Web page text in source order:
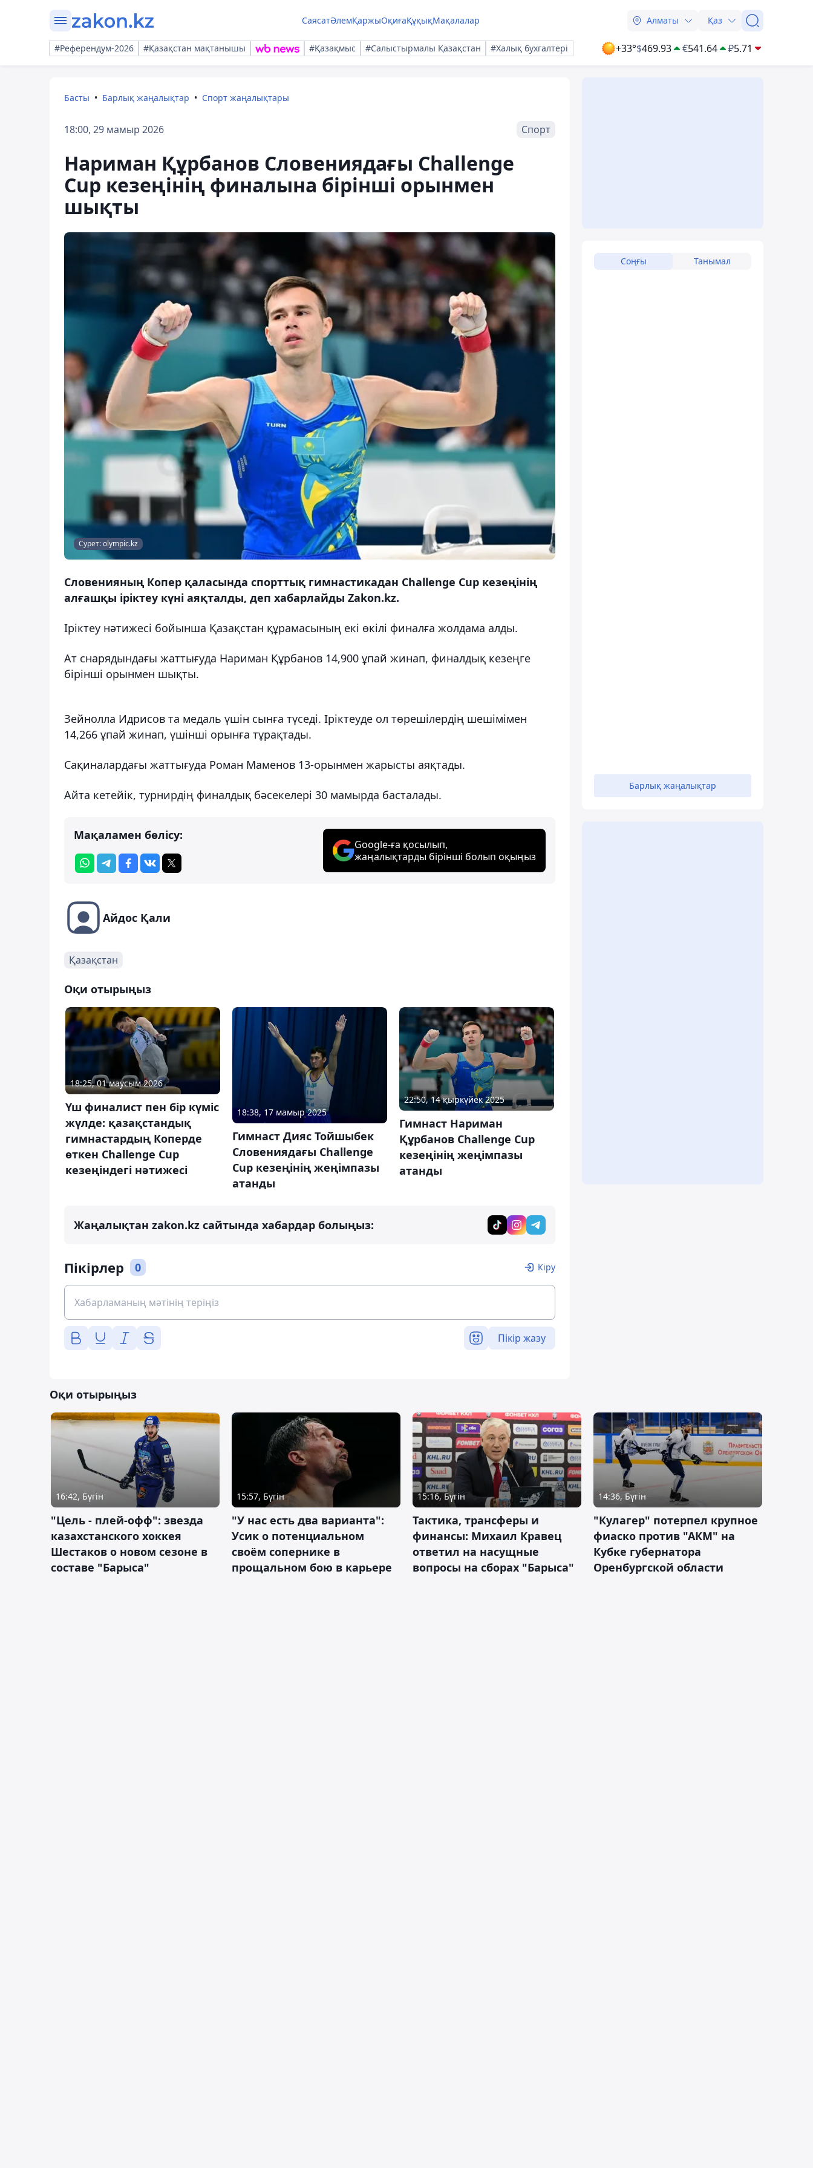
СаясатӘлемҚаржыОқиғаҚұқықМақалалар Алматы Қаз
#Референдум-2026 #Қазақстан мақтанышы #Қазақмыс #Салыстырмалы Қазақстан #Халық бухгалтері +33°$469.93 €541.64 ₽5.71
Басты Барлық жаңалықтар Спорт жаңалықтары
18:00, 29 мамыр 2026 Спорт
Нариман Құрбанов Словениядағы Challenge
Cup кезеңінің финалына бірінші орынмен
шықты
Сурет: olympic.kz
Словенияның Копер қаласында спорттық гимнастикадан Challenge Cup кезеңінің
алғашқы іріктеу күні аяқталды, деп хабарлайды Zakon.kz.
Іріктеу нәтижесі бойынша Қазақстан құрамасының екі өкілі финалға жолдама алды.
Ат снарядындағы жаттығуда Нариман Құрбанов 14,900 ұпай жинап, финалдық кезеңге
бірінші орынмен шықты.
Зейнолла Идрисов та медаль үшін сынға түседі. Іріктеуде ол төрешілердің шешімімен
14,266 ұпай жинап, үшінші орынға тұрақтады.
Сақиналардағы жаттығуда Роман Маменов 13-орынмен жарысты аяқтады.
Айта кетейік, турнирдің финалдық бәсекелері 30 мамырда басталады.
Мақаламен бөлісу:
Google-ға қосылып,
жаңалықтарды бірінші болып оқыңыз
Айдос Қали
Қазақстан
Оқи отырыңыз
18:25, 01 маусым 2026
Үш финалист пен бір күміс
жүлде: қазақстандық
гимнастардың Коперде
өткен Challenge Cup
кезеңіндегі нәтижесі
18:38, 17 мамыр 2025
Гимнаст Дияс Тойшыбек
Словениядағы Challenge
Cup кезеңінің жеңімпазы
атанды
22:50, 14 қыркүйек 2025
Гимнаст Нариман
Құрбанов Challenge Cup
кезеңінің жеңімпазы
атанды
Жаңалықтан zakon.kz сайтында хабардар болыңыз:
Пікірлер 0 Кіру
Пікір жазу
Соңғы Танымал
Барлық жаңалықтар
Оқи отырыңыз
16:42, Бүгін
"Цель - плей-офф": звезда
казахстанского хоккея
Шестаков о новом сезоне в
составе "Барыса"
15:57, Бүгін
"У нас есть два варианта":
Усик о потенциальном
своём сопернике в
прощальном бою в карьере
15:16, Бүгін
Тактика, трансферы и
финансы: Михаил Кравец
ответил на насущные
вопросы на сборах "Барыса"
14:36, Бүгін
"Кулагер" потерпел крупное
фиаско против "АКМ" на
Кубке губернатора
Оренбургской области